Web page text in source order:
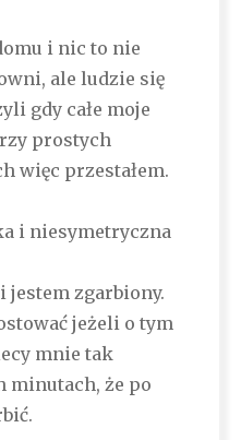
i nic to nie
ale ludzie się
gdy całe moje
prostych
więc przestałem.
i niesymetryczna
jestem zgarbiony.
jeżeli o tym
mnie tak
minutach, że po